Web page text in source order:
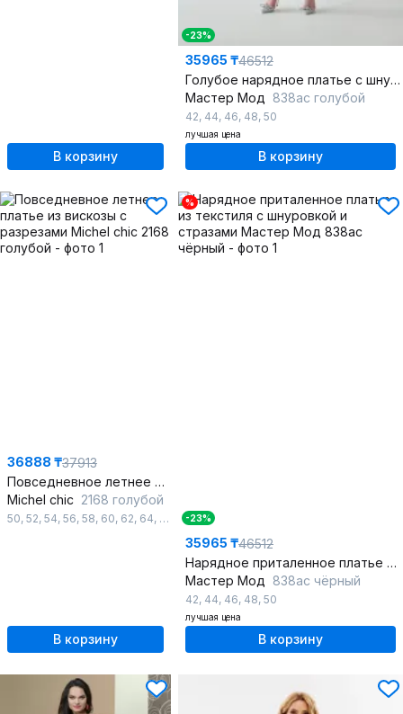
В корзину
-23%
35965 ₸46512
Голубое нарядное платье с шнуровкой и стразы
Мастер Мод 838ас голубой
42, 44, 46, 48, 50
лучшая цена
В корзину
36888 ₸37913
Повседневное летнее платье из вискозы с разрезами
Michel chic 2168 голубой
50, 52, 54, 56, 58, 60, 62, 64, 66
В корзину
%
-23%
35965 ₸46512
Нарядное приталенное платье из текстиля с шнуровкой и стразами
Мастер Мод 838ас чёрный
42, 44, 46, 48, 50
лучшая цена
В корзину